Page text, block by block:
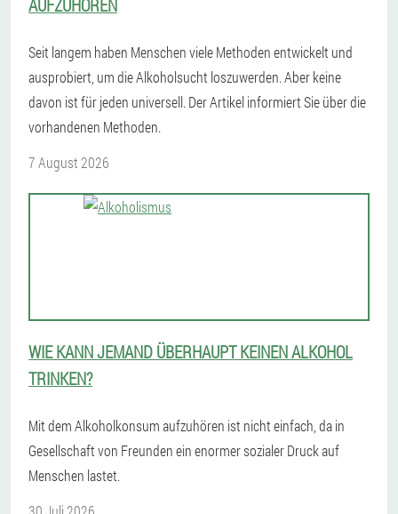
AUFZUHÖREN
Seit langem haben Menschen viele Methoden entwickelt und
ausprobiert, um die Alkoholsucht loszuwerden. Aber keine
davon ist für jeden universell. Der Artikel informiert Sie über die
vorhandenen Methoden.
7 August 2026
WIE KANN JEMAND ÜBERHAUPT KEINEN ALKOHOL
TRINKEN?
Mit dem Alkoholkonsum aufzuhören ist nicht einfach, da in
Gesellschaft von Freunden ein enormer sozialer Druck auf
Menschen lastet.